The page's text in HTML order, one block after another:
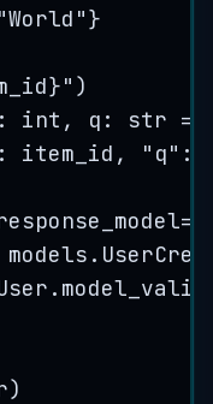
"World "}
" )
: int , q : str =
: item_id, " q" :
=
)